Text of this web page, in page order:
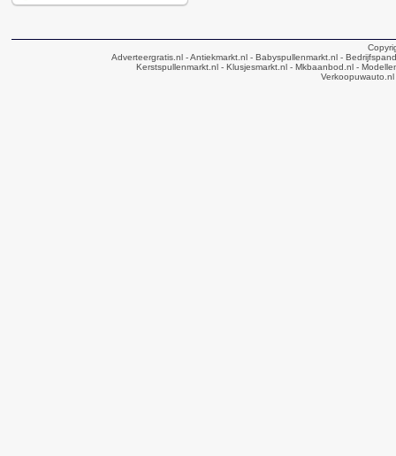
Adverteergratis.nl - Antiekmarkt.nl - Babyspullenmarkt.nl -
Kerstspullenmarkt.nl - Klusjesmarkt.nl - Mkbaanbod.nl -
Verkoopuwauto.nl